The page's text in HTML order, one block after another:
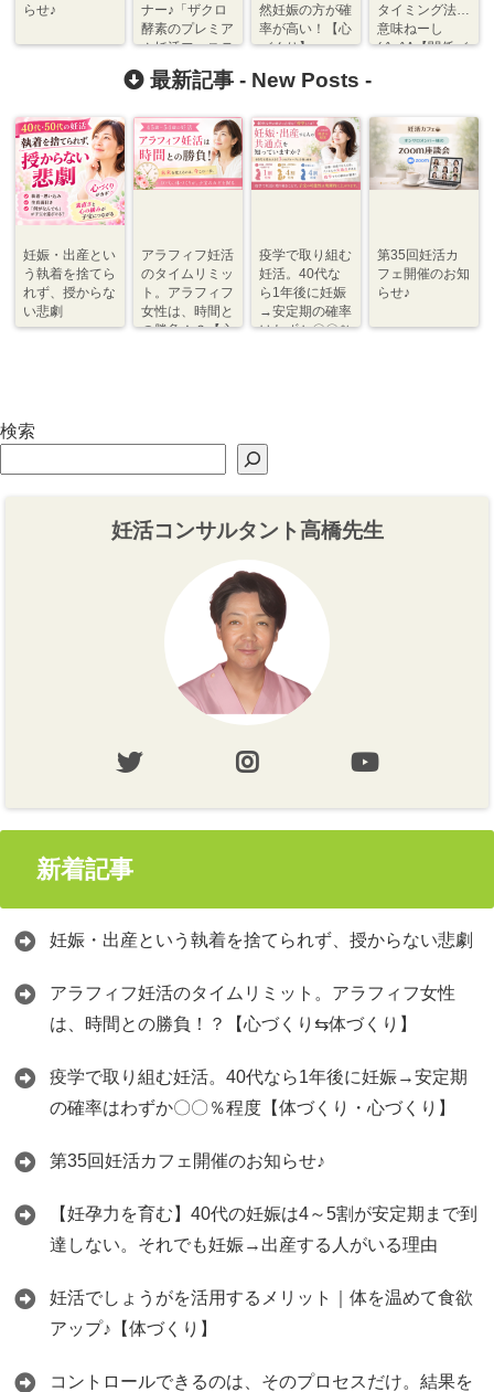
らせ♪
ナー♪「ザクロ
酵素のプレミア
ム妊活ファステ
ィング」～卵子
のアンチエイジ
まれる～
然妊娠の方が確
率が高い！【心
づくり】
タイミング法…
意味ねーし
(;^_^A【関係づ
最新記事 - New Posts -
妊娠・出産とい
う執着を捨てら
れず、授からな
い悲劇
アラフィフ妊活
のタイムリミッ
ト。アラフィフ
女性は、時間と
の勝負！？【心
疫学で取り組む
妊活。40代な
ら1年後に妊娠
→安定期の確率
はわずか〇〇％
第35回妊活カ
フェ開催のお知
らせ♪
検索
妊活コンサルタント高橋先生
新着記事
妊娠・出産という執着を捨てられず、授からない悲劇
アラフィフ妊活のタイムリミット。アラフィフ女性
は、時間との勝負！？【心づくり⇆体づくり】
疫学で取り組む妊活。40代なら1年後に妊娠→安定期
の確率はわずか〇〇％程度【体づくり・心づくり】
第35回妊活カフェ開催のお知らせ♪
【妊孕力を育む】40代の妊娠は4～5割が安定期まで到
達しない。それでも妊娠→出産する人がいる理由
妊活でしょうがを活用するメリット｜体を温めて食欲
アップ♪【体づくり】
コントロールできるのは、そのプロセスだけ。結果を